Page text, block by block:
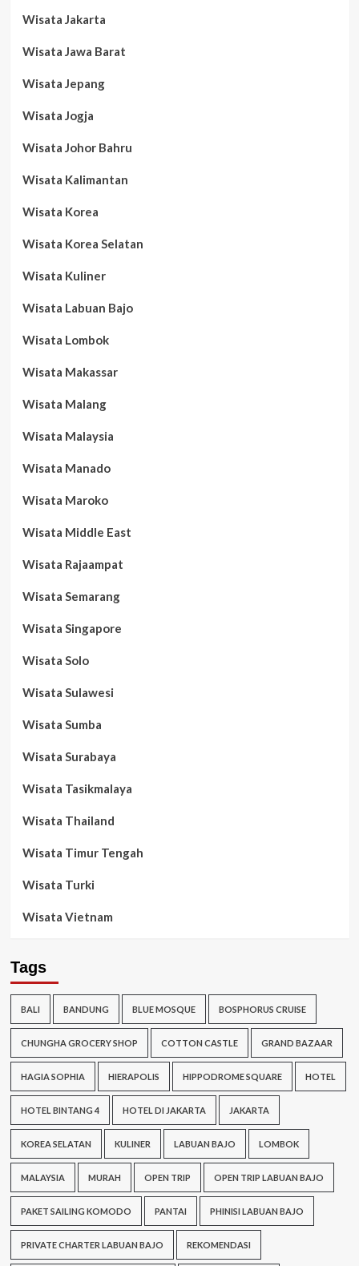
Wisata Jakarta
Wisata Jawa Barat
Wisata Jepang
Wisata Jogja
Wisata Johor Bahru
Wisata Kalimantan
Wisata Korea
Wisata Korea Selatan
Wisata Kuliner
Wisata Labuan Bajo
Wisata Lombok
Wisata Makassar
Wisata Malang
Wisata Malaysia
Wisata Manado
Wisata Maroko
Wisata Middle East
Wisata Rajaampat
Wisata Semarang
Wisata Singapore
Wisata Solo
Wisata Sulawesi
Wisata Sumba
Wisata Surabaya
Wisata Tasikmalaya
Wisata Thailand
Wisata Timur Tengah
Wisata Turki
Wisata Vietnam
Tags
BALI BANDUNG BLUE MOSQUE BOSPHORUS CRUISE
CHUNGHA GROCERY SHOP COTTON CASTLE GRAND BAZAAR
HAGIA SOPHIA HIERAPOLIS HIPPODROME SQUARE HOTEL
HOTEL BINTANG 4 HOTEL DI JAKARTA JAKARTA
KOREA SELATAN KULINER LABUAN BAJO LOMBOK
MALAYSIA MURAH OPEN TRIP OPEN TRIP LABUAN BAJO
PAKET SAILING KOMODO PANTAI PHINISI LABUAN BAJO
PRIVATE CHARTER LABUAN BAJO REKOMENDASI